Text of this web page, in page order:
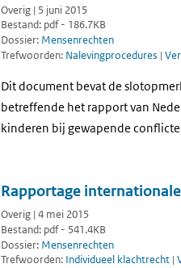
Overig | 5 juni 2015
Bestand: pdf - 186.7KB
Dossier: Mensenrechten
Trefwoorden: Nalevingprocedures |
Dit document bevat de
betreffende het rapport van
kinderen bij gewapende
Rapportage
Overig | 4 mei 2015
Bestand: pdf - 541.4KB
Dossier: Mensenrechten
Trefwoorden: Individueel klachtrecht |